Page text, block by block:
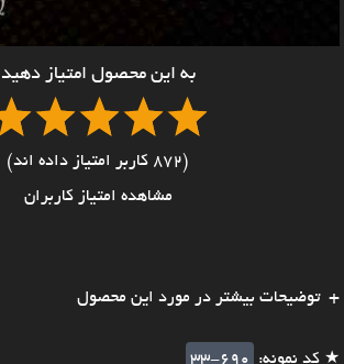
به این محصول امتیاز دهید
(872 کاربر امتیاز داده اند)
مشاهده امتیاز کاربران
توضیحات بیشتر در مورد این محصول
★ کد نمونه:
33-690